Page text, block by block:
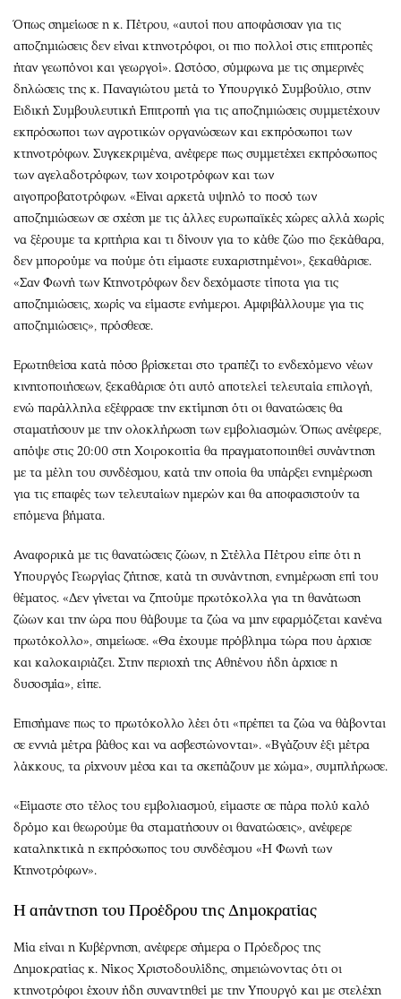
Όπως σημείωσε η κ. Πέτρου, «αυτοί που αποφάσισαν για τις
αποζημιώσεις δεν είναι κτηνοτρόφοι, οι πιο πολλοί στις επιτροπές
ήταν γεωπόνοι και γεωργοί». Ωστόσο, σύμφωνα με τις σημερινές
δηλώσεις της κ. Παναγιώτου μετά το Υπουργικό Συμβούλιο, στην
Ειδική Συμβουλευτική Επιτροπή για τις αποζημιώσεις συμμετέχουν
εκπρόσωποι των αγροτικών οργανώσεων και εκπρόσωποι των
κτηνοτρόφων. Συγκεκριμένα, ανέφερε πως συμμετέχει εκπρόσωπος
των αγελαδοτρόφων, των χοιροτρόφων και των
αιγοπροβατοτρόφων. «Είναι αρκετά υψηλό το ποσό των
αποζημιώσεων σε σχέση με τις άλλες ευρωπαϊκές χώρες αλλά χωρίς
να ξέρουμε τα κριτήρια και τι δίνουν για το κάθε ζώο πιο ξεκάθαρα,
δεν μπορούμε να πούμε ότι είμαστε ευχαριστημένοι», ξεκαθάρισε.
«Σαν Φωνή των Κτηνοτρόφων δεν δεχόμαστε τίποτα για τις
αποζημιώσεις, χωρίς να είμαστε ενήμεροι. Αμφιβάλλουμε για τις
αποζημιώσεις», πρόσθεσε.
Ερωτηθείσα κατά πόσο βρίσκεται στο τραπέζι το ενδεχόμενο νέων
κινητοποιήσεων, ξεκαθάρισε ότι αυτό αποτελεί τελευταία επιλογή,
ενώ παράλληλα εξέφρασε την εκτίμηση ότι οι θανατώσεις θα
σταματήσουν με την ολοκλήρωση των εμβολιασμών. Όπως ανέφερε,
απόψε στις 20:00 στη Χοιροκοιτία θα πραγματοποιηθεί συνάντηση
με τα μέλη του συνδέσμου, κατά την οποία θα υπάρξει ενημέρωση
για τις επαφές των τελευταίων ημερών και θα αποφασιστούν τα
επόμενα βήματα.
Αναφορικά με τις θανατώσεις ζώων, η Στέλλα Πέτρου είπε ότι η
Υπουργός Γεωργίας ζήτησε, κατά τη συνάντηση, ενημέρωση επί του
θέματος. «Δεν γίνεται να ζητούμε πρωτόκολλα για τη θανάτωση
ζώων και την ώρα που θάβουμε τα ζώα να μην εφαρμόζεται κανένα
πρωτόκολλο», σημείωσε. «Θα έχουμε πρόβλημα τώρα που άρχισε
και καλοκαιριάζει. Στην περιοχή της Αθηένου ήδη άρχισε η
δυσοσμία», είπε.
Επισήμανε πως το πρωτόκολλο λέει ότι «πρέπει τα ζώα να θάβονται
σε εννιά μέτρα βάθος και να ασβεστώνονται». «Βγάζουν έξι μέτρα
λάκκους, τα ρίχνουν μέσα και τα σκεπάζουν με χώμα», συμπλήρωσε.
«Είμαστε στο τέλος του εμβολιασμού, είμαστε σε πάρα πολύ καλό
δρόμο και θεωρούμε θα σταματήσουν οι θανατώσεις», ανέφερε
καταληκτικά η εκπρόσωπος του συνδέσμου «Η Φωνή των
Κτηνοτρόφων».
Η απάντηση του Προέδρου της Δημοκρατίας
Μία είναι η Κυβέρνηση, ανέφερε σήμερα ο Πρόεδρος της
Δημοκρατίας κ. Νίκος Χριστοδουλίδης, σημειώνοντας ότι οι
κτηνοτρόφοι έχουν ήδη συναντηθεί με την Υπουργό και με στελέχη